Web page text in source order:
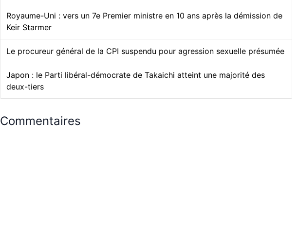
Royaume-Uni : vers un 7e Premier ministre en 10 ans après la démission de
Keir Starmer
Le procureur général de la CPI suspendu pour agression sexuelle présumée
Japon : le Parti libéral-démocrate de Takaichi atteint une majorité des
deux-tiers
Commentaires